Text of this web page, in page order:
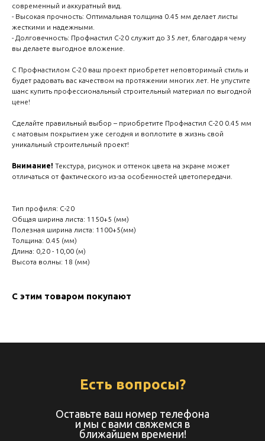
современный и аккуратный вид.
- Высокая прочность: Оптимальная толщина 0.45 мм делает листы
жесткими и надежными.
- Долговечность: Профнастил С-20 служит до 35 лет, благодаря чему
вы делаете выгодное вложение.
С Профнастилом С-20 ваш проект приобретет неповторимый стиль и
будет радовать вас качеством на протяжении многих лет. Не упустите
шанс купить профессиональный строительный материал по выгодной
цене!
Сделайте правильный выбор – приобретите Профнастил С-20 0.45 мм
с матовым покрытием уже сегодня и воплотите в жизнь свой
уникальный строительный проект!
Внимание! Текстура, рисунок и оттенок цвета на экране может
отличаться от фактического из-за особенностей цветопередачи.
Тип профиля: С-20
Общая ширина листа: 1150+5 (мм)
Полезная ширина листа: 1100+5(мм)
Толщина: 0.45 (мм)
Длина: 0,20 - 10,00 (м)
Высота волны: 18 (мм)
С этим товаром покупают
Есть вопросы?
Оставьте ваш номер телефона
и мы с вами свяжемся в
ближайшем времени!